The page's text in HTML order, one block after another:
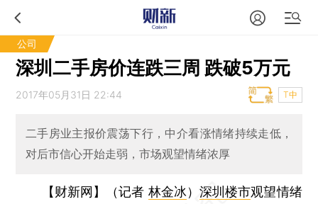
公司
深圳二手房价连跌三周 跌破5万元
2017年05月31日 22:44 T中
二手房业主报价震荡下行，中介看涨情绪持续走低，
对后市信心开始走弱，市场观望情绪浓厚
【财新网】（记者 林金冰） 深圳楼市观望情绪